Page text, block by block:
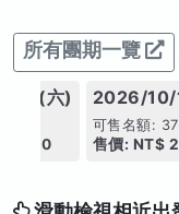
所有團期一覽
17 (六)
2,300
2026/10/
可售名額: 37
售價: NT$